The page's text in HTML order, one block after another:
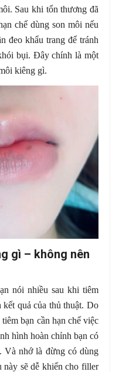
Sau khi tổn thương đã
chế dùng son môi nếu
đeo khẩu trang để tránh
bụi. Đây chính là một
kiêng gì.
gì – không nên
nói nhiều sau khi tiêm
quả của thủ thuật. Do
bạn cần hạn chế việc
hình hoàn chỉnh bạn có
Và nhớ là đừng có dùng
này sẽ dễ khiến cho filler